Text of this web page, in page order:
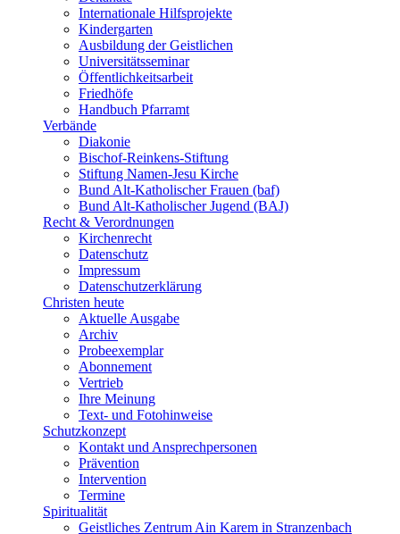
Internationale Hilfsprojekte
Kindergarten
Ausbildung der Geistlichen
Universitätsseminar
Öffentlichkeitsarbeit
Friedhöfe
Handbuch Pfarramt
Verbände
Diakonie
Bischof-Reinkens-Stiftung
Stiftung Namen-Jesu Kirche
Bund Alt-Katholischer Frauen (baf)
Bund Alt-Katholischer Jugend (BAJ)
Recht & Verordnungen
Kirchenrecht
Datenschutz
Impressum
Datenschutzerklärung
Christen heute
Aktuelle Ausgabe
Archiv
Probeexemplar
Abonnement
Vertrieb
Ihre Meinung
Text- und Fotohinweise
Schutzkonzept
Kontakt und Ansprechpersonen
Prävention
Intervention
Termine
Spiritualität
Geistliches Zentrum Ain Karem in Stranzenbach